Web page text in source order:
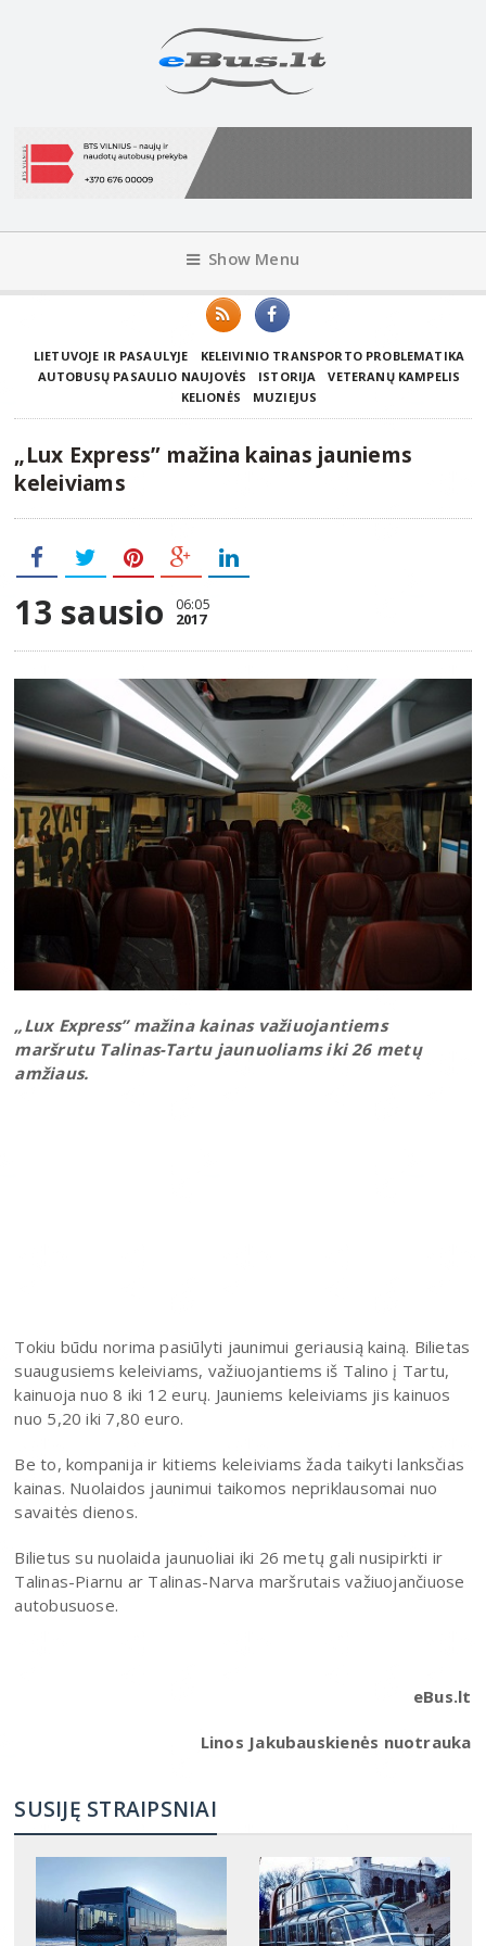
Show Menu
LIETUVOJE IR PASAULYJE
KELEIVINIO TRANSPORTO PROBLEMATIKA
AUTOBUSŲ PASAULIO NAUJOVĖS
ISTORIJA
VETERANŲ KAMPELIS
KELIONĖS
MUZIEJUS
„Lux Express” mažina kainas jauniems
keleiviams
13 sausio 06:05
2017
„Lux Express” mažina kainas važiuojantiems
maršrutu Talinas-Tartu jaunuoliams iki 26 metų
amžiaus.
Tokiu būdu norima pasiūlyti jaunimui geriausią kainą. Bilietas
suaugusiems keleiviams, važiuojantiems iš Talino į Tartu,
kainuoja nuo 8 iki 12 eurų. Jauniems keleiviams jis kainuos
nuo 5,20 iki 7,80 euro.
Be to, kompanija ir kitiems keleiviams žada taikyti lanksčias
kainas. Nuolaidos jaunimui taikomos nepriklausomai nuo
savaitės dienos.
Bilietus su nuolaida jaunuoliai iki 26 metų gali nusipirkti ir
Talinas-Piarnu ar Talinas-Narva maršrutais važiuojančiuose
autobusuose.
eBus.lt
Linos Jakubauskienės nuotrauka
SUSIJĘ STRAIPSNIAI